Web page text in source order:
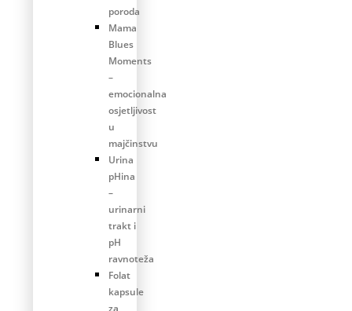
poroda
Mama
Blues
Moments
–
emocionalna
osjetljivost
u
majčinstvu
Urina
pHina
–
urinarni
trakt i
pH
ravnoteža
Folat
kapsule
za